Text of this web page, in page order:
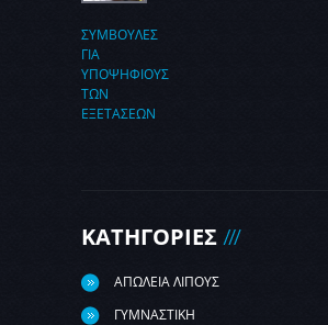
ΣΥΜΒΟΥΛΕΣ
ΓΙΑ
ΥΠΟΨΗΦΙΟΥΣ
ΤΩΝ
ΕΞΕΤΑΣΕΩΝ
ΚΑΤΗΓΟΡΙΕΣ
ΑΠΩΛΕΙΑ ΛΙΠΟΥΣ
ΓΥΜΝΑΣΤΙΚΗ